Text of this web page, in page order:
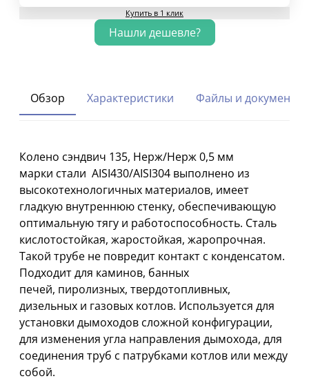
Купить в 1 клик
Обзор Характеристики Файлы и документы
Колено сэндвич 135, Нерж/Нерж 0,5 мм
марки стали AISI430/AISI304 выполнено из
высокотехнологичных материалов, имеет
гладкую внутреннюю стенку, обеспечивающую
оптимальную тягу и работоспособность. Сталь
кислотостойкая, жаростойкая, жаропрочная.
Такой трубе не повредит контакт с конденсатом.
Подходит для каминов, банных
печей, пиролизных, твердотопливных,
дизельных и газовых котлов. Используется для
установки дымоходов сложной конфигурации,
для изменения угла направления дымохода, для
соединения труб с патрубками котлов или между
собой.